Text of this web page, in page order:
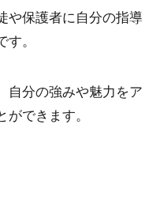
や保護者に自分の指導
。
自分の強みや魅力をア
できます。